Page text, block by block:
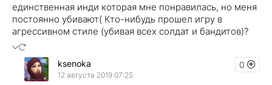
единственная инди которая мне понравилась, но меня
постоянно убивают( Кто-нибудь прошел игру в
агрессивном стиле (убивая всех солдат и бандитов)?
0
ksenoka
12 августа 2019 07:25